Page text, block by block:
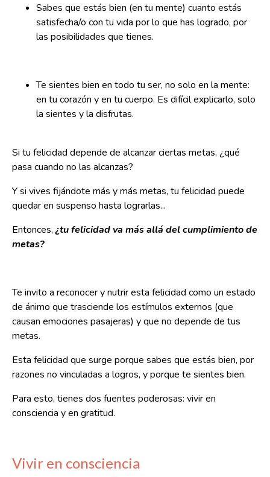
Sabes que estás bien (en tu mente) cuanto estás
satisfecha/o con tu vida por lo que has logrado, por
las posibilidades que tienes.
Te sientes bien en todo tu ser, no solo en la mente:
en tu corazón y en tu cuerpo. Es difícil explicarlo, solo
la sientes y la disfrutas.
Si tu felicidad depende de alcanzar ciertas metas, ¿qué
pasa cuando no las alcanzas?
Y si vives fijándote más y más metas, tu felicidad puede
quedar en suspenso hasta lograrlas...
Entonces, ¿tu felicidad va más allá del cumplimiento de
metas?
Te invito a reconocer y nutrir esta felicidad como un estado
de ánimo que trasciende los estímulos externos (que
causan emociones pasajeras) y que no depende de tus
metas.
Esta felicidad que surge porque sabes que estás bien, por
razones no vinculadas a logros, y porque te sientes bien.
Para esto, tienes dos fuentes poderosas: vivir en
consciencia y en gratitud.
Vivir en consciencia